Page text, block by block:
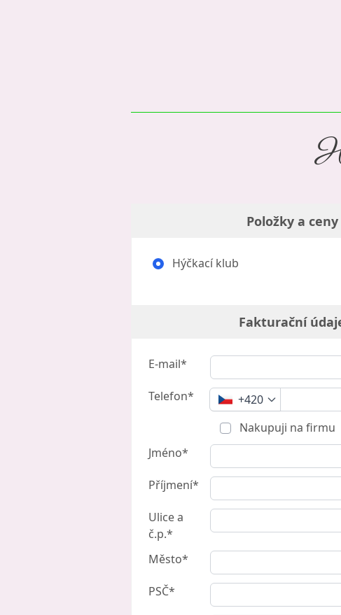
Položky a ceny
Hýčkací klub
Fakturační
E-mail*
Telefon*
+420
Nakupuji na firmu
Jméno*
Příjmení*
Ulice a
č.p.*
Město*
PSČ*